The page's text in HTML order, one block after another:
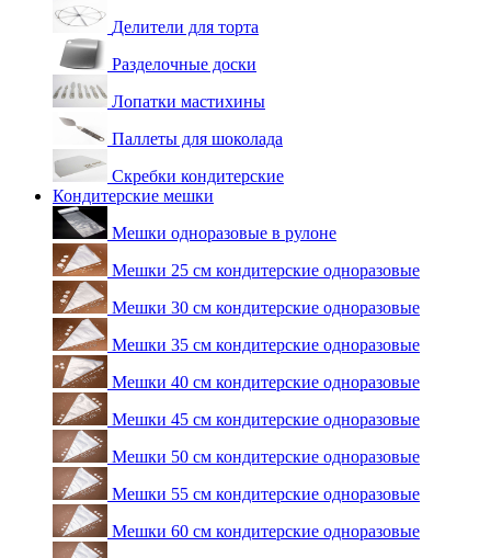
Делители для торта
Разделочные доски
Лопатки мастихины
Паллеты для шоколада
Скребки кондитерские
Кондитерские мешки
Мешки одноразовые в рулоне
Мешки 25 см кондитерские одноразовые
Мешки 30 см кондитерские одноразовые
Мешки 35 см кондитерские одноразовые
Мешки 40 см кондитерские одноразовые
Мешки 45 см кондитерские одноразовые
Мешки 50 см кондитерские одноразовые
Мешки 55 см кондитерские одноразовые
Мешки 60 см кондитерские одноразовые